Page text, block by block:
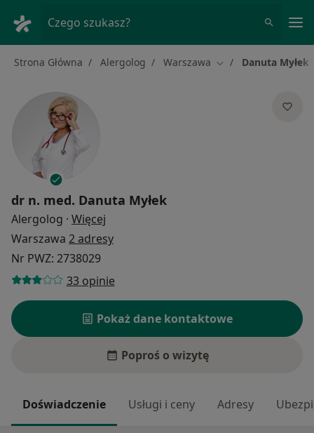
Czego szukasz?
Strona Główna Alergolog Warszawa Zmień miasto
Danuta Myłek
dr n. med. Danuta Myłek
Alergolog · Więcej
Warszawa 2 adresy
Nr PWZ: 2738029
33 opinie
Pokaż dane kontaktowe
Poproś o wizytę
Doświadczenie Usługi i ceny Adresy